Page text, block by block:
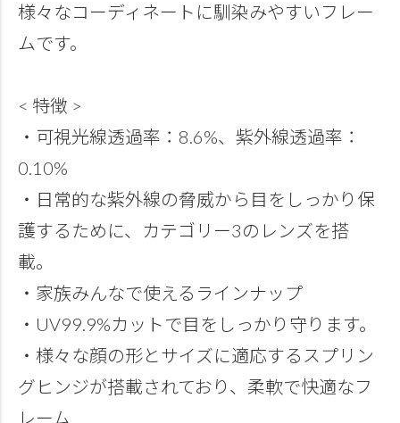
様々なコーディネートに馴染みやすいフレー
ムです。
< 特徴 >
・可視光線透過率：8.6%、紫外線透過率：
0.10%
・日常的な紫外線の脅威から目をしっかり保
護するために、カテゴリー3のレンズを搭
載。
・家族みんなで使えるラインナップ
・UV99.9%カットで目をしっかり守ります。
・様々な顔の形とサイズに適応するスプリン
グヒンジが搭載されており、柔軟で快適なフ
レーム